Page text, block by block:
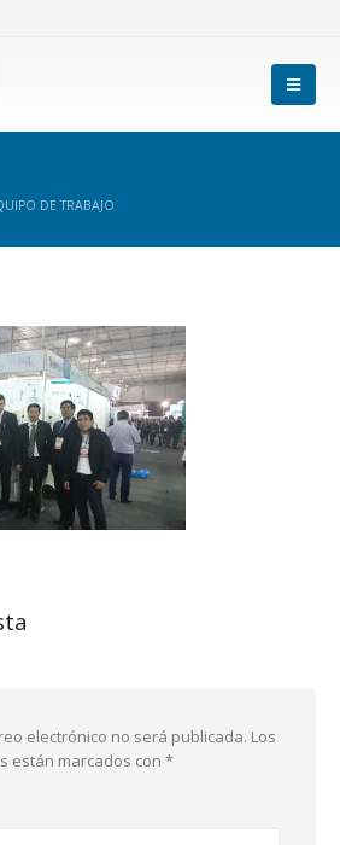
DE TRABAJO
electrónico no será publicada. Los
están marcados con *